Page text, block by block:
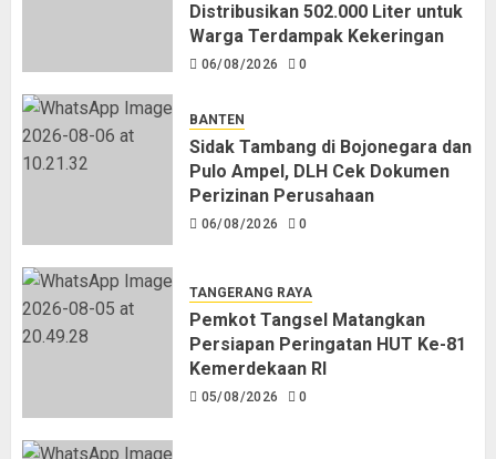
Distribusikan 502.000 Liter untuk
Warga Terdampak Kekeringan
06/08/2026 0
BANTEN
Sidak Tambang di Bojonegara dan
Pulo Ampel, DLH Cek Dokumen
Perizinan Perusahaan
06/08/2026 0
TANGERANG RAYA
Pemkot Tangsel Matangkan
Persiapan Peringatan HUT Ke-81
Kemerdekaan RI
05/08/2026 0